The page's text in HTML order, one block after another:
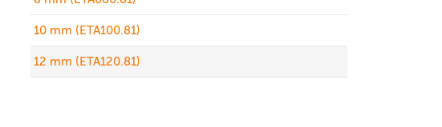
10 mm (ETA100.81)
12 mm (ETA120.81)